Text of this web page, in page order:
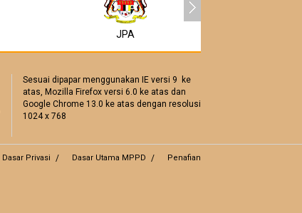
JPA
Sesuai dipapar menggunakan IE versi 9 ke
atas, Mozilla Firefox versi 6.0 ke atas dan
Google Chrome 13.0 ke atas dengan resolusi
1024 x 768
Dasar Privasi Dasar Utama MPPD Penafian